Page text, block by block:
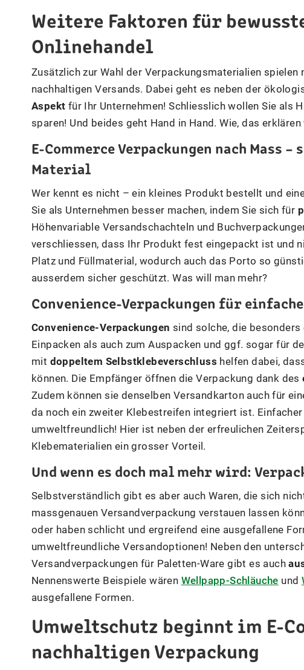
Weitere Faktoren für
Onlinehandel
Zusätzlich zur Wahl der Verpackungsmaterialien
nachhaltigen Versands. Dabei geht es neben der
Aspekt für Ihr Unternehmen! Schliesslich wollen Sie als
sparen! Und beides geht Hand in Hand. Wie, das erklären
E-Commerce Verpackungen nach Mass
Material
Wer kennt es nicht – ein kleines Produkt bestellt und
Sie als Unternehmen besser machen, indem Sie sich für
Höhenvariable Versandschachteln und
verschliessen, dass Ihr Produkt fest eingepackt ist und
Platz und Füllmaterial, wodurch auch das Porto so
ausserdem sicher geschützt. Was will man mehr?
Convenience-Verpackungen für
Convenience-Verpackungen sind solche, die
Einpacken als auch zum Auspacken und ggf. sogar für
mit doppeltem Selbstklebeverschluss helfen dabei,
können. Die Empfänger öffnen die Verpackung dank des
Zudem können sie denselben Versandkarton auch für
da noch ein zweiter Klebestreifen integriert ist.
umweltfreundlich! Hier ist neben der erfreulichen
Klebematerialien ein grosser Vorteil.
Und wenn es doch mal mehr wird:
Selbstverständlich gibt es aber auch Waren, die sich
massgenauen Versandverpackung verstauen lassen
oder haben schlicht und ergreifend eine ausgefallene
umweltfreundliche Versandoptionen! Neben den
Versandverpackungen für Paletten-Ware gibt es auch
Nennenswerte Beispiele wären Wellpapp-Schläuche und
ausgefallene Formen.
Umweltschutz beginnt im E-
nachhaltigen Verpackung